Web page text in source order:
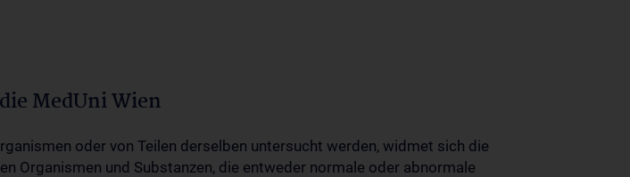
MedUni Wien
oder von Teilen derselben untersucht werden, widmet sich die
Organismen und Substanzen, die entweder normale oder abnormale